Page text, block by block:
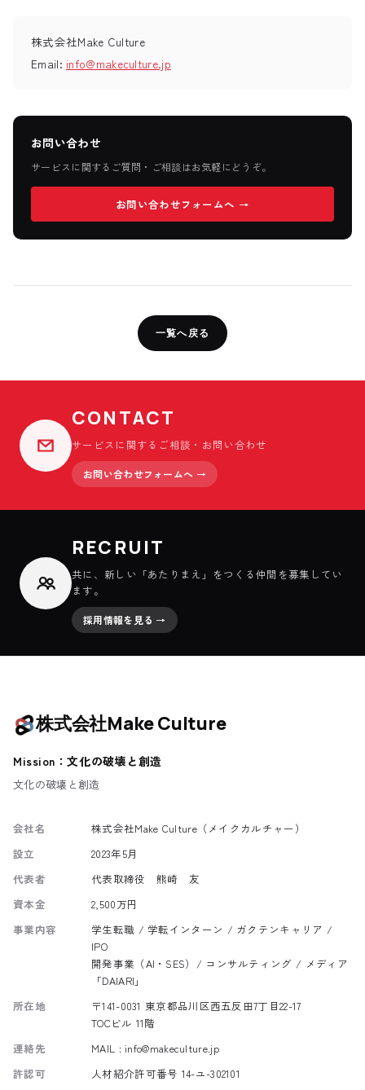
株式会社Make Culture
Email: info@makeculture.jp
お問い合わせ
サービスに関するご質問・ご相談はお気軽にどうぞ。
お問い合わせフォームへ →
一覧へ戻る
CONTACT
サービスに関するご相談・お問い合わせ
お問い合わせフォームへ →
RECRUIT
共に、新しい「あたりまえ」をつくる仲間を募集してい
ます。
採用情報を見る →
株式会社Make Culture
Mission：文化の破壊と創造
文化の破壊と創造
会社名
株式会社Make Culture（メイクカルチャー）
設立
2023年5月
代表者
代表取締役 熊崎 友
資本金
2,500万円
事業内容
学生転職 / 学転インターン / ガクテンキャリア /
IPO
開発事業（AI・SES）/ コンサルティング / メディア
「DAIARI」
所在地
〒141-0031 東京都品川区西五反田7丁目22-17
TOCビル 11階
連絡先
MAIL : info@makeculture.jp
許認可
人材紹介許可番号 14-ユ-302101